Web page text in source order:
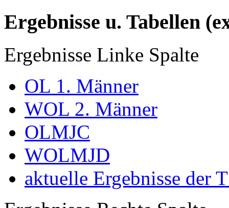
Ergebnisse u. Tabellen
Ergebnisse Linke Spalte
OL 1. Männer
WOL 2. Männer
OLMJC
WOLMJD
aktuelle Ergebnisse der